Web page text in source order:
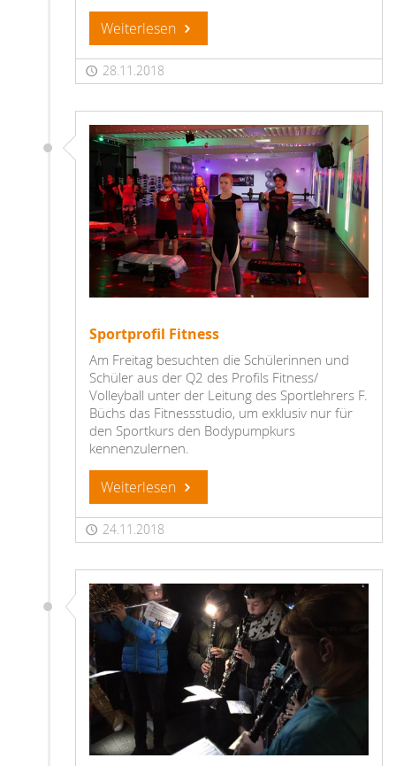
Weiterlesen
28.11.2018
Sportprofil Fitness
Am Freitag besuchten die Schülerinnen und
Schüler aus der Q2 des Profils Fitness/
Volleyball unter der Leitung des Sportlehrers F.
Büchs das Fitnessstudio, um exklusiv nur für
den Sportkurs den Bodypumpkurs
kennenzulernen.
Weiterlesen
24.11.2018